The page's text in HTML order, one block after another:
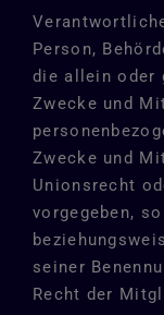
Person,
die allein oder
Zwecke und
Zwecke und
Unionsrecht
vorgegeben,
seiner
Recht der